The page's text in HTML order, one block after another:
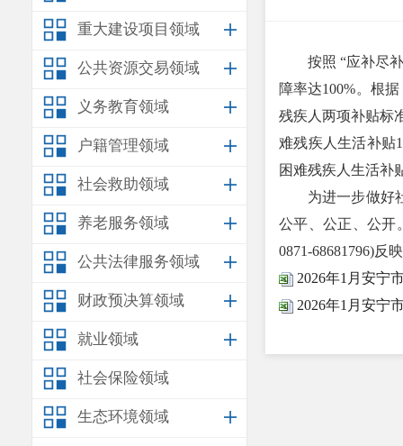
重大建设项目领域
公共资源交易领域
义务教育领域
户籍管理领域
社会救助领域
养老服务领域
公共法律服务领域
财政预决算领域
就业领域
社会保险领域
生态环境领域
按照 “应补尽
障率达100%。根
残疾人两项补贴标
难残疾人生活补贴
困难残疾人生活补
为进一步做好社
公平、公正、公开
0871-68681796)反
2026年1月安宁
2026年1月安宁